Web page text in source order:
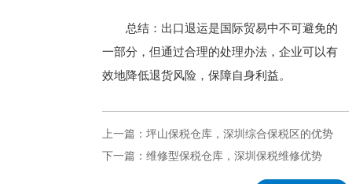
总结：出口退运是国际贸易中不可避免的
一部分，但通过合理的处理办法，企业可以有
效地降低退货风险，保障自身利益。
上一篇：坪山保税仓库，深圳综合保税区的优势
下一篇：维修型保税仓库，深圳保税维修优势